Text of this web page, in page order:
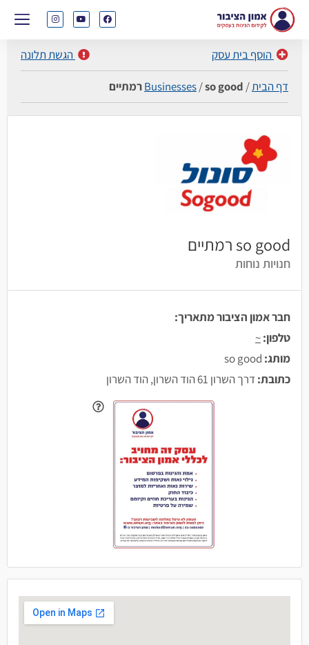
הוסף בית עסק הגשת תלונה
דף הבית/
Businesses/so good רמתיים
so good רמתיים
חנויות נוחות
חבר אמון הציבור מתאריך:
טלפון:~
מותג:
כתובת: דרך השרון 61 הוד השרון, הוד השרון